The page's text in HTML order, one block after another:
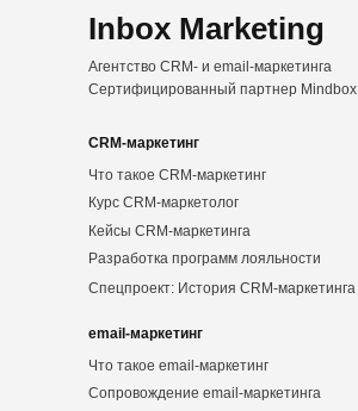
Inbox Marketing
Агентство CRM- и email-маркетинга
Сертифицированный партнер Mindbox
CRM-маркетинг
Что такое CRM-маркетинг
Курс CRM-маркетолог
Кейсы CRM-маркетинга
Разработка программ лояльности
Спецпроект: История CRM-маркетинга
email-маркетинг
Что такое email-маркетинг
Сопровождение email-маркетинга